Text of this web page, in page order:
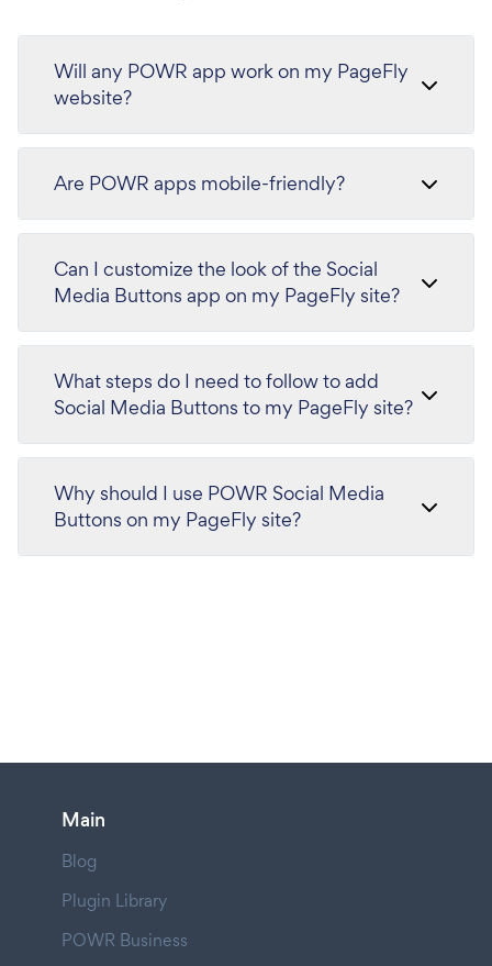
Will any POWR app work on my PageFly
website?
Are POWR apps mobile-friendly?
Can I customize the look of the Social
Media Buttons app on my PageFly site?
What steps do I need to follow to add
Social Media Buttons to my PageFly site?
Why should I use POWR Social Media
Buttons on my PageFly site?
Main
Blog
Plugin Library
POWR Business